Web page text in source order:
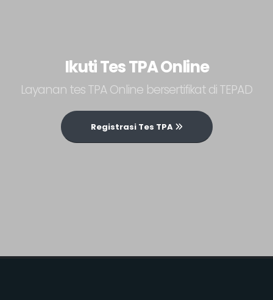
Ikuti Tes TPA Online
Layanan tes TPA Online bersertifikat di TEPAD
Registrasi Tes TPA